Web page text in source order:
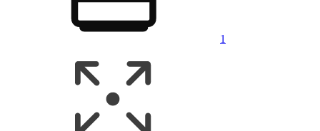
1